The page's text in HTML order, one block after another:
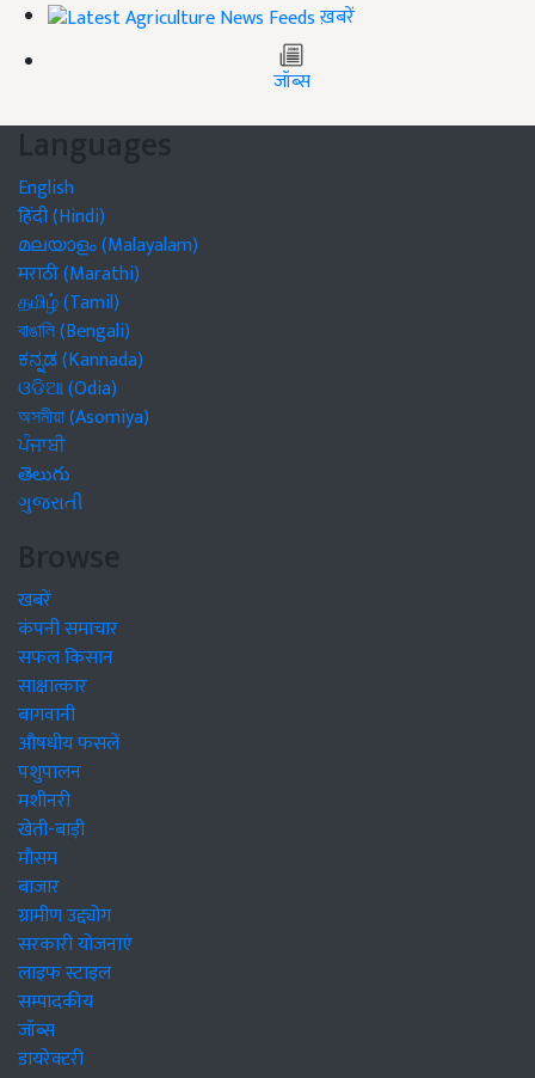
ख़बरें
जॉब्स
Languages
English
हिंदी (Hindi)
മലയാളം (Malayalam)
मराठी (Marathi)
தமிழ் (Tamil)
বাঙালি (Bengali)
ಕನ್ನಡ (Kannada)
ଓଡିଆ (Odia)
অসমীয়া (Asomiya)
ਪੰਜਾਬੀ
తెలుగు
ગુજરાતી
Browse
खबरें
कंपनी समाचार
सफल किसान
साक्षात्कार
बागवानी
औषधीय फसलें
पशुपालन
मशीनरी
खेती-बाड़ी
मौसम
बाजार
ग्रामीण उद्द्योग
सरकारी योजनाएं
लाइफ स्टाइल
सम्पादकीय
जॉब्स
डायरेक्टरी